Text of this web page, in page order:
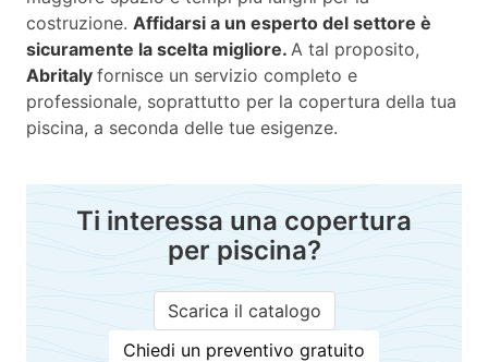
costruzione. Affidarsi a un esperto del settore è
sicuramente la scelta migliore. A tal proposito,
Abritaly fornisce un servizio completo e
professionale, soprattutto per la copertura della tua
piscina, a seconda delle tue esigenze.
Ti interessa una copertura
per piscina?
Scarica il catalogo
Chiedi un preventivo gratuito